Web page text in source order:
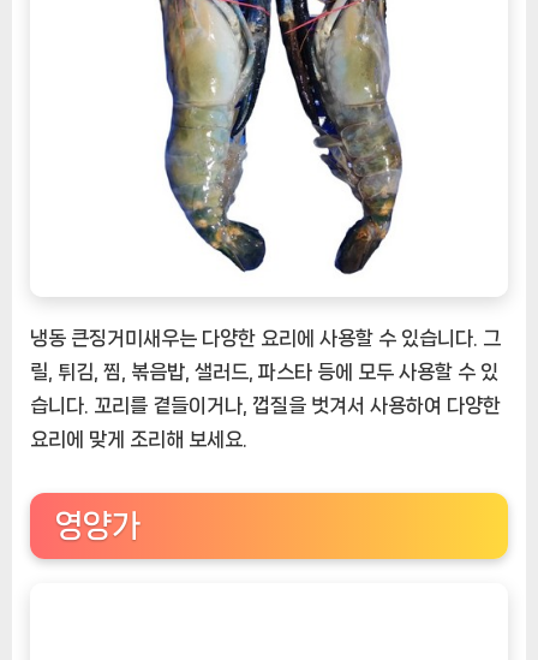
냉동 큰징거미새우는 다양한 요리에 사용할 수 있습니다. 그
릴, 튀김, 찜, 볶음밥, 샐러드, 파스타 등에 모두 사용할 수 있
습니다. 꼬리를 곁들이거나, 껍질을 벗겨서 사용하여 다양한
요리에 맞게 조리해 보세요.
영양가